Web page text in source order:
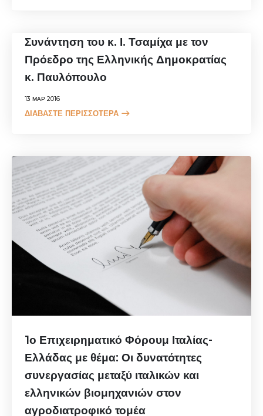
Συνάντηση του κ. Ι. Τσαμίχα με τον
Πρόεδρο της Ελληνικής Δημοκρατίας
κ. Παυλόπουλο
13 ΜΑΡ 2016
ΔΙΑΒΆΣΤΕ ΠΕΡΙΣΣΌΤΕΡΑ
1ο Επιχειρηματικό Φόρουμ Ιταλίας-
Ελλάδας με θέμα: Οι δυνατότητες
συνεργασίας μεταξύ ιταλικών και
ελληνικών βιομηχανιών στον
αγροδιατροφικό τομέα